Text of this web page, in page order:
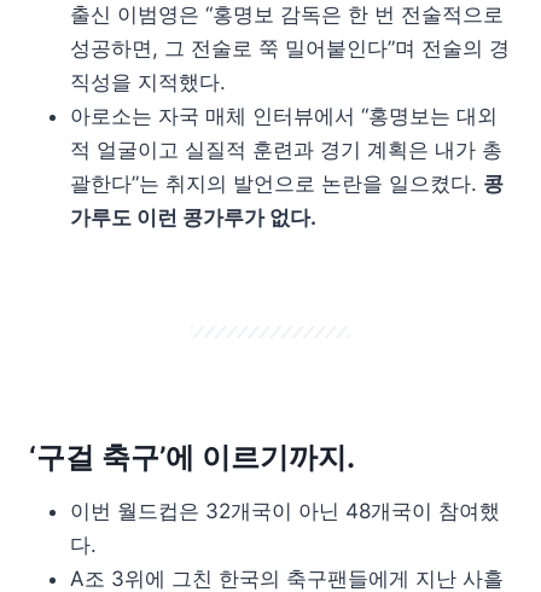
출신 이범영은 “홍명보 감독은 한 번 전술적으로
성공하면, 그 전술로 쭉 밀어붙인다”며 전술의 경
직성을 지적했다.
아로소는 자국 매체 인터뷰에서 “홍명보는 대외
적 얼굴이고 실질적 훈련과 경기 계획은 내가 총
괄한다”는 취지의 발언으로 논란을 일으켰다. 콩
가루도 이런 콩가루가 없다.
‘구걸 축구’에 이르기까지.
이번 월드컵은 32개국이 아닌 48개국이 참여했
다.
A조 3위에 그친 한국의 축구팬들에게 지난 사흘